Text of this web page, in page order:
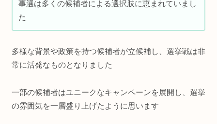
事選は多くの候補者による選択肢に恵まれていまし
た
多様な背景や政策を持つ候補者が立候補し、選挙戦は非
常に活発なものとなりました
一部の候補者はユニークなキャンペーンを展開し、選挙
の雰囲気を一層盛り上げたように思います